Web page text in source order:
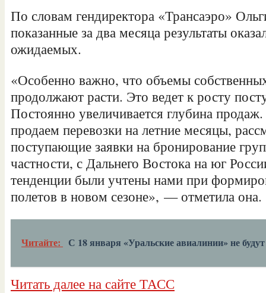
По словам гендиректора «Трансаэро»
показанные за два месяца результаты
ожидаемых.
«Особенно важно, что объемы
продолжают расти. Это ведет к росту
Постоянно увеличивается глубина
продаем перевозки на летние месяцы,
поступающие заявки на бронирование
частности, с Дальнего Востока на юг
тенденции были учтены нами при
полетов в новом сезоне», — отметила она.
Читайте: С 18 января «Уральские авиалинии» не
Читать далее на сайте ТАСС